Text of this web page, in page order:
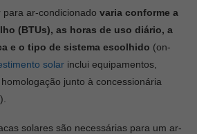
ar-condicionado varia conforme a
(BTUs), as horas de uso diário, a
e o tipo de sistema escolhido (on-
solar inclui equipamentos,
junto à concessionária
solares são necessárias para um ar-